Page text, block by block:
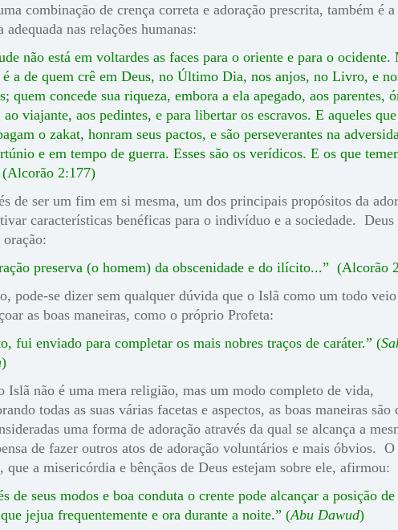
combinação de crença correta e adoração prescrita, também é a
adequada nas relações humanas:
não está em voltardes as faces para o oriente e para o ocidente.
a de quem crê em Deus, no Último Dia, nos anjos, no Livro, e
quem concede sua riqueza, embora a ela apegado, aos parentes,
ao viajante, aos pedintes, e para libertar os escravos. E aqueles que
o zakat, honram seus pactos, e são perseverantes na
e em tempo de guerra. Esses são os verídicos. E os que
(Alcorão 2:177)
de ser um fim em si mesma, um dos principais propósitos da
características benéficas para o indivíduo e a sociedade.
oração:
preserva (o homem) da obscenidade e do ilícito...” (Alcorão
pode-se dizer sem qualquer dúvida que o Islã como um todo veio
as boas maneiras, como o próprio Profeta:
fui enviado para completar os mais nobres traços de caráter.” (
)
Islã não é uma mera religião, mas um modo completo de vida,
todas as suas várias facetas e aspectos, as boas maneiras são
uma forma de adoração através da qual se alcança a
de fazer outros atos de adoração voluntários e mais óbvios. O
que a misericórdia e bênçãos de Deus estejam sobre ele, afirmou:
de seus modos e boa conduta o crente pode alcançar a posição de
jejua frequentemente e ora durante a noite.” (Abu Dawud)